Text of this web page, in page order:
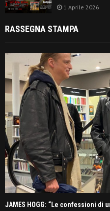
1 Aprile 2026
RASSEGNA STAMPA
JAMES HOGG: “Le confessioni di